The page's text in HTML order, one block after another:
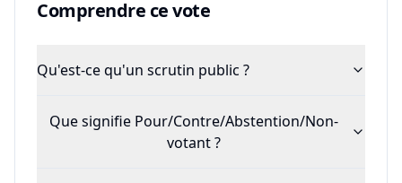
Comprendre ce vote
Qu'est-ce qu'un scrutin public ?
Que signifie Pour/Contre/Abstention/Non-
votant ?